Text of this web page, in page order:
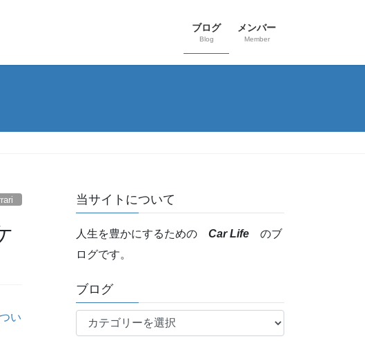
ブログ
Blog
メンバー
Member
い
当サイトについて
人生を豊かにするためのCar Lifeのブ
ログです。
ブログ
ロ